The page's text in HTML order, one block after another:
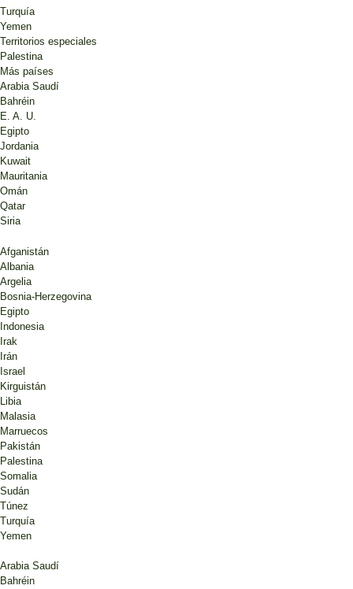
Turquía
Yemen
Territorios especiales
Palestina
Más países
Arabia Saudí
Bahréin
E. A. U.
Egipto
Jordania
Kuwait
Mauritania
Omán
Qatar
Siria
Afganistán
Albania
Argelia
Bosnia-Herzegovina
Egipto
Indonesia
Irak
Irán
Israel
Kirguistán
Libia
Malasia
Marruecos
Pakistán
Palestina
Somalia
Sudán
Túnez
Turquía
Yemen
Arabia Saudí
Bahréin